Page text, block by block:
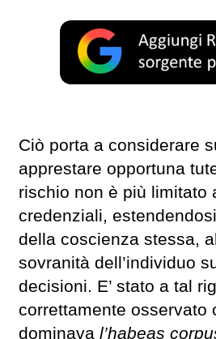
Ciò porta a considerare
apprestare opportuna
rischio non è più limitato
credenziali,
della coscienza stessa,
sovranità dell’individuo
decisioni. E’ stato a tal
correttamente osservato
dominava l’habeas